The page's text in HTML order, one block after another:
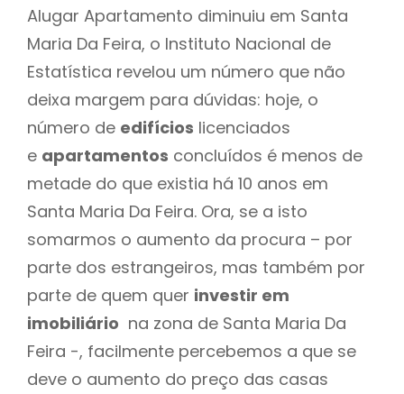
Alugar Apartamento diminuiu em Santa
Maria Da Feira, o Instituto Nacional de
Estatística revelou um número que não
deixa margem para dúvidas: hoje, o
número de edifícios licenciados
e apartamentos concluídos é menos de
metade do que existia há 10 anos em
Santa Maria Da Feira. Ora, se a isto
somarmos o aumento da procura – por
parte dos estrangeiros, mas também por
parte de quem quer investir em
imobiliário na zona de Santa Maria Da
Feira -, facilmente percebemos a que se
deve o aumento do preço das casas